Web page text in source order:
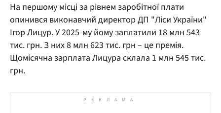
На першому місці за рівнем заробітної плати
опинився виконавчий директор ДП "Ліси України"
Ігор Лицур. У 2025-му йому заплатили 18 млн 543
тис. грн. З них 8 млн 623 тис. грн – це премія.
Щомісячна зарплата Лицура склала 1 млн 545 тис.
грн.